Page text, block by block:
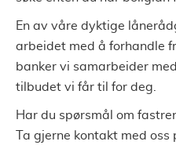
En av våre dyktige
arbeidet med å forhandle
banker vi samarbeider
tilbudet vi får til for deg.
Har du spørsmål om
Ta gjerne kontakt med oss